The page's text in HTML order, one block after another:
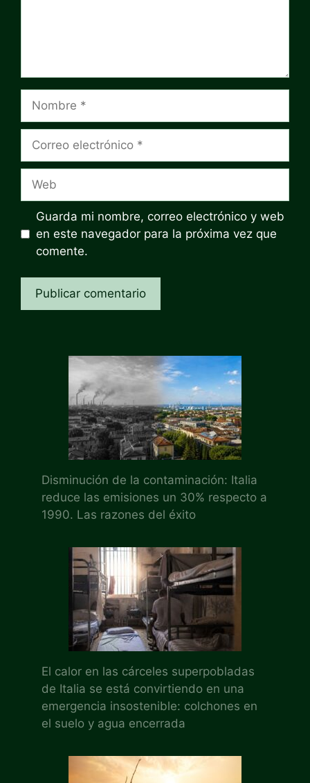
electrónico
Guarda mi nombre, correo electrónico y web
en este navegador para la próxima vez que
comente.
Disminución de la contaminación: Italia
reduce las emisiones un 30% respecto a
1990. Las razones del éxito
El calor en las cárceles superpobladas
de Italia se está convirtiendo en una
emergencia insostenible: colchones en
el suelo y agua encerrada